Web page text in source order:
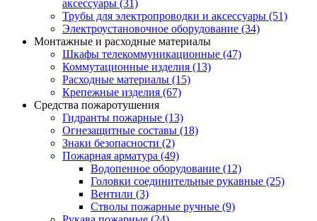
аксессуары (31)
Трубы для электропроводки и аксессуары (51)
Электроустановочное оборудование (34)
Монтажные и расходные материалы
Шкафы телекоммуникационные (47)
Коммутационные изделия (13)
Расходные материалы (15)
Крепежные изделия (67)
Средства пожаротушения
Гидранты пожарные (13)
Огнезащитные составы (18)
Знаки безопасности (2)
Пожарная арматура (49)
Водопенное оборудование (12)
Головки соединительные рукавные (25)
Вентили (3)
Стволы пожарные ручные (9)